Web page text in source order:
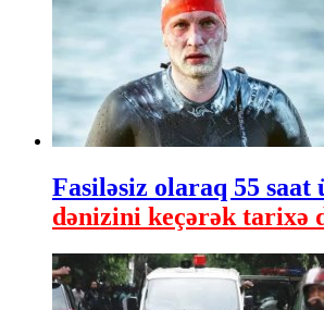
Fasiləsiz olaraq 55 saat
dənizini keçərək tarixə